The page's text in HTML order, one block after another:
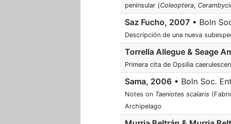
peninsular (Coleoptera,
Saz Fucho, 2007 • Boln
Descripción de una nueva
Torrella Allegue & Seage
Primera cita de Opsilia
Sama, 2006 • Boln Soc.
Notes on Taeniotes scalaris
Archipelago